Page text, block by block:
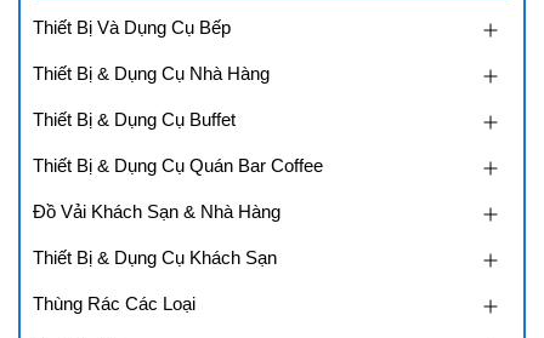
Thiết Bị Và Dụng Cụ Bếp
Thiết Bị & Dụng Cụ Nhà Hàng
Thiết Bị & Dụng Cụ Buffet
Thiết Bị & Dụng Cụ Quán Bar Coffee
Đồ Vải Khách Sạn & Nhà Hàng
Thiết Bị & Dụng Cụ Khách Sạn
Thùng Rác Các Loại